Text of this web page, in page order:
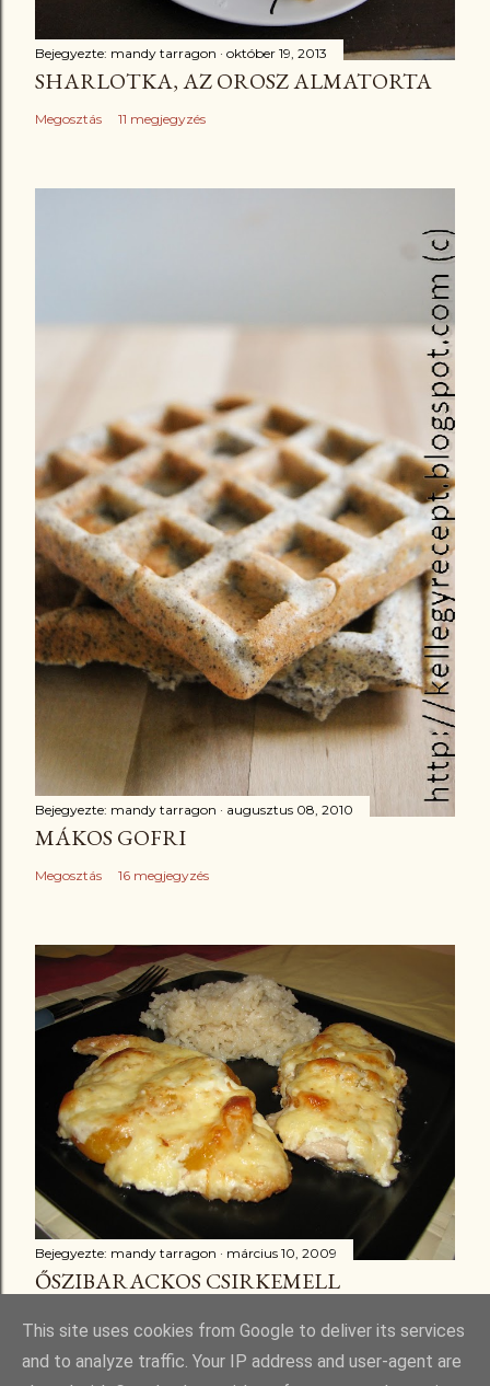
Bejegyezte: mandy tarragon október 19, 2013
SHARLOTKA, AZ OROSZ ALMATORTA
Megosztás 11 megjegyzés
Bejegyezte: mandy tarragon augusztus 08, 2010
MÁKOS GOFRI
Megosztás 16 megjegyzés
Bejegyezte: mandy tarragon március 10, 2009
ŐSZIBARACKOS CSIRKEMELL
This site uses cookies from Google to deliver its services
and to analyze traffic. Your IP address and user-agent are